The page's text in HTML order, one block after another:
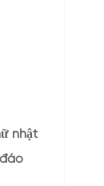
nhật